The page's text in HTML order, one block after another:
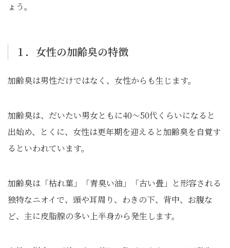
ょう。
１．女性の加齢臭の特徴
加齢臭は男性だけではなく、女性からも生じます。
加齢臭は、だいたい男女ともに40～50代くらいになると
出始め、とくに、女性は更年期を迎えると加齢臭を自覚す
るといわれています。
加齢臭は「枯れ葉」「青臭い油」「古い畳」と形容される
独特なニオイで、頭や耳周り、わきの下、背中、お腹な
ど、主に皮脂腺の多い上半身から発生します。